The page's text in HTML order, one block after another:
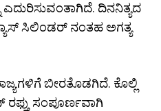
ಎದುರಿಸುವಂತಾಗಿದೆ. ದಿನನಿತ್ಯದ
ಸಿಲಿಂಡರ್ ನಂತಹ ಅಗತ್ಯ
ಬೀರತೊಡಗಿದೆ. ಕೊಲ್ಲಿ
ರಫ್ತು ಸಂಪೂರ್ಣವಾಗಿ